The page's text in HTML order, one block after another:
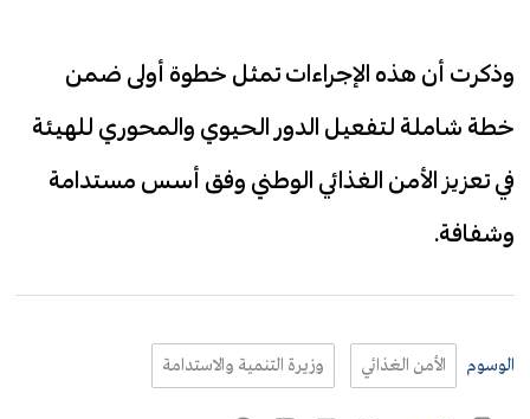
وذكرت أن هذه الإجراءات تمثل خطوة أولى ضمن
خطة شاملة لتفعيل الدور الحيوي والمحوري للهيئة
في تعزيز الأمن الغذائي الوطني وفق أسس مستدامة
وشفافة.
الوسوم الأمن الغذائي وزيرة التنمية والاستدامة